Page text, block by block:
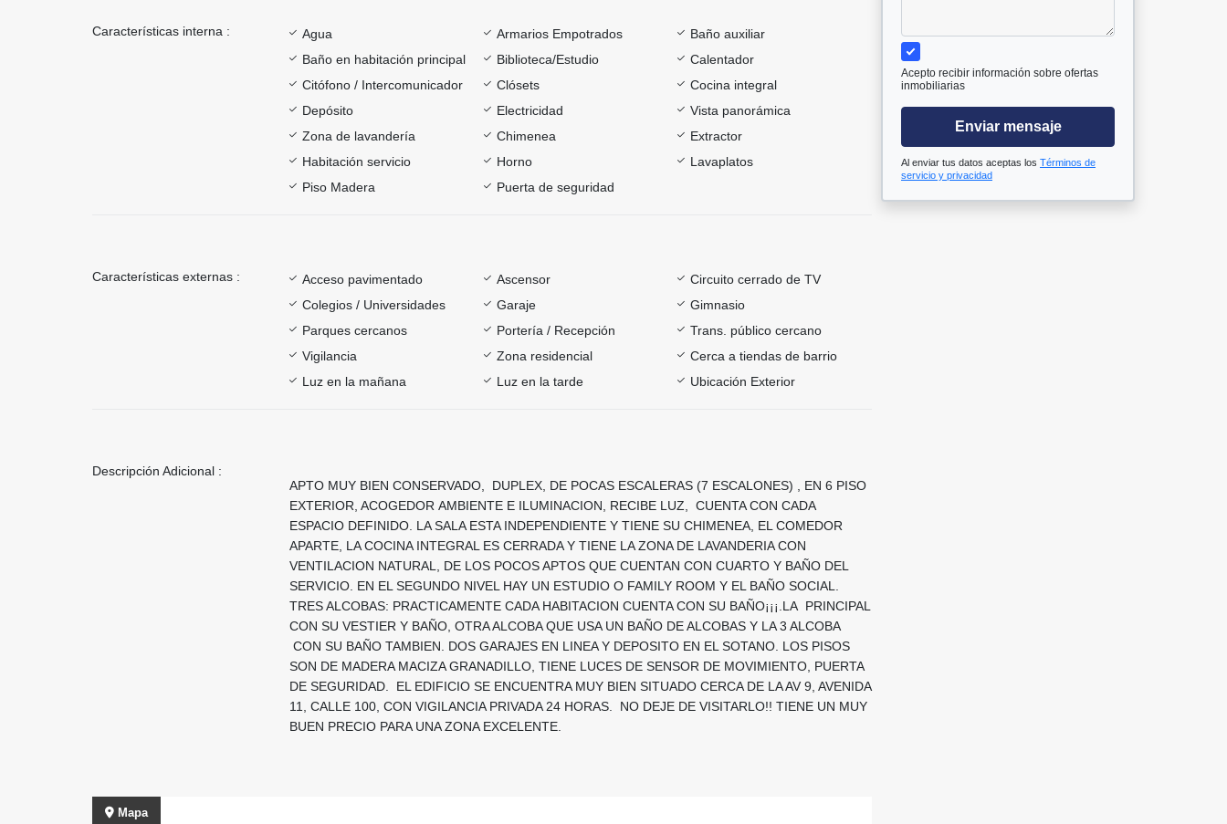
Características interna : Agua Armarios Empotrados
Baño auxiliar
Baño en habitación principal
Biblioteca/Estudio
Calentador
Citófono / Intercomunicador
Clósets
Cocina integral
Depósito
Electricidad
Vista panorámica
Zona de lavandería
Chimenea
Extractor
Habitación servicio
Horno
Lavaplatos
Piso Madera
Puerta de seguridad
Características externas : Acceso pavimentado Ascensor
Circuito cerrado de TV
Colegios / Universidades
Garaje
Gimnasio
Parques cercanos
Portería / Recepción
Trans. público cercano
Vigilancia
Zona residencial
Cerca a tiendas de barrio
Luz en la mañana
Luz en la tarde Ubicación Exterior
Descripción Adicional :
APTO MUY BIEN CONSERVADO, DUPLEX, DE POCAS ESCALERAS (7 ESCALONES) , EN 6 PISO
EXTERIOR, ACOGEDOR AMBIENTE E ILUMINACION, RECIBE LUZ, CUENTA CON CADA
ESPACIO DEFINIDO. LA SALA ESTA INDEPENDIENTE Y TIENE SU CHIMENEA, EL COMEDOR
APARTE, LA COCINA INTEGRAL ES CERRADA Y TIENE LA ZONA DE LAVANDERIA CON
VENTILACION NATURAL, DE LOS POCOS APTOS QUE CUENTAN CON CUARTO Y BAÑO DEL
SERVICIO. EN EL SEGUNDO NIVEL HAY UN ESTUDIO O FAMILY ROOM Y EL BAÑO SOCIAL.
TRES ALCOBAS: PRACTICAMENTE CADA HABITACION CUENTA CON SU BAÑO¡¡¡.LA PRINCIPAL
CON SU VESTIER Y BAÑO, OTRA ALCOBA QUE USA UN BAÑO DE ALCOBAS Y LA 3 ALCOBA
CON SU BAÑO TAMBIEN. DOS GARAJES EN LINEA Y DEPOSITO EN EL SOTANO. LOS PISOS
SON DE MADERA MACIZA GRANADILLO, TIENE LUCES DE SENSOR DE MOVIMIENTO, PUERTA
DE SEGURIDAD. EL EDIFICIO SE ENCUENTRA MUY BIEN SITUADO CERCA DE LA AV 9, AVENIDA
11, CALLE 100, CON VIGILANCIA PRIVADA 24 HORAS. NO DEJE DE VISITARLO!! TIENE UN MUY
BUEN PRECIO PARA UNA ZONA EXCELENTE.
Mapa
Acepto recibir información sobre ofertas
inmobiliarias
Enviar mensaje
Al enviar tus datos aceptas los Términos de
servicio y privacidad